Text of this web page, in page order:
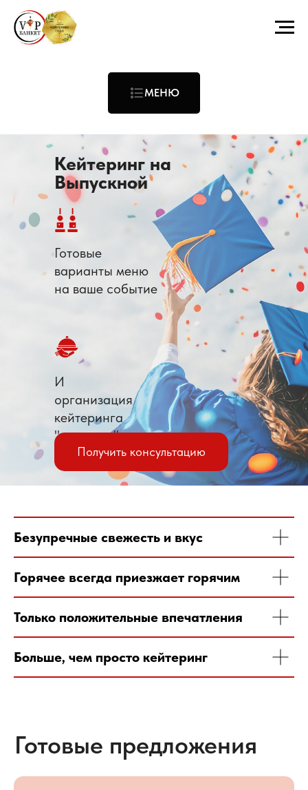
МЕНЮ
И
организация
кейтеринга
"под ключ"
Кейтеринг на
Выпускной
Готовые
варианты меню
на ваше событие
Получить консультацию
Безупречные свежесть и вкус
Горячее всегда приезжает горячим
Только положительные впечатления
Больше, чем просто кейтеринг
Готовые предложения
Есть особые пожелания
по меню?
Напишите нам в Telegram или
Max и мы подготовим
индивидуальное предложение.